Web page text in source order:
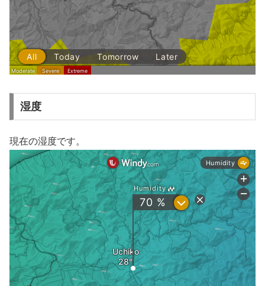
湿度
現在の湿度です。